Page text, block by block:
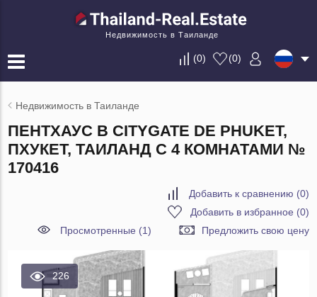
Недвижимость в Таиланде
(0) (0)
Недвижимость в Таиланде
ПЕНТХАУС В CITYGATE DE PHUKET,
ПХУКЕТ, ТАИЛАНД С 4 КОМНАТАМИ №
170416
Добавить к сравнению (0)
Добавить в избранное (0)
Просмотренные (1)
Предложить свою цену
226